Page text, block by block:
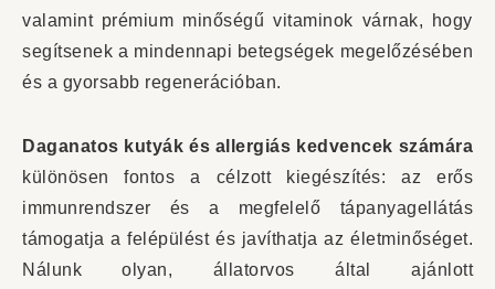
valamint prémium minőségű vitaminok várnak, hogy
segítsenek a mindennapi betegségek megelőzésében
és a gyorsabb regenerációban.
Daganatos kutyák és allergiás kedvencek számára
különösen fontos a célzott kiegészítés: az erős
immunrendszer és a megfelelő tápanyagellátás
támogatja a felépülést és javíthatja az életminőséget.
Nálunk olyan, állatorvos által ajánlott